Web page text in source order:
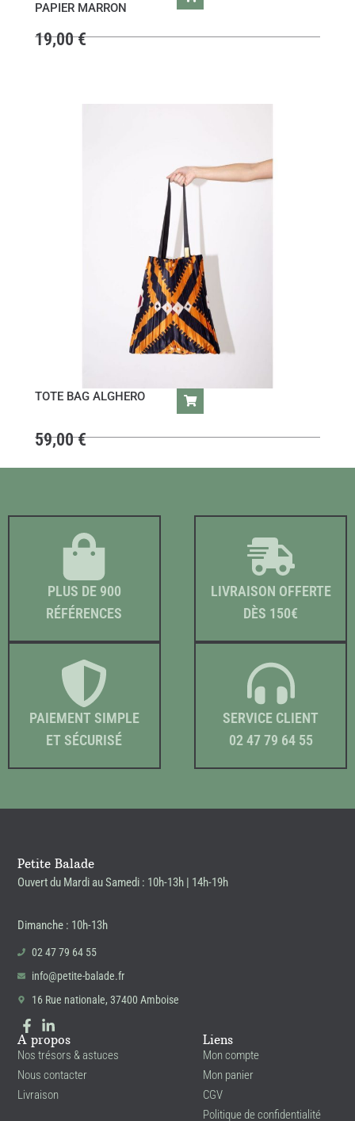
PAPIER MARRON
19,00€
TOTE BAG ALGHERO
59,00€
PLUS DE 900
RÉFÉRENCES
LIVRAISON OFFERTE
DÈS 150€
PAIEMENT SIMPLE
ET SÉCURISÉ
SERVICE CLIENT
02 47 79 64 55
Petite Balade
Ouvert du Mardi au Samedi : 10h-13h | 14h-19h
Dimanche : 10h-13h
02 47 79 64 55
info@petite-balade.fr
16 Rue nationale, 37400 Amboise
A propos
Nos trésors & astuces
Nous contacter
Livraison
Liens
Mon compte
Mon panier
CGV
Politique de confidentialité